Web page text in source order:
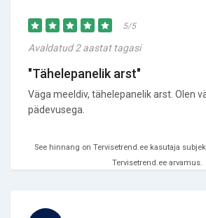
5/5
Avaldatud 2 aastat tagasi
"Tähelepanelik arst"
Väga meeldiv, tähelepanelik arst. Olen
pädevusega.
See hinnang on Tervisetrend.ee kasutaja
Tervisetrend.ee arvamus.